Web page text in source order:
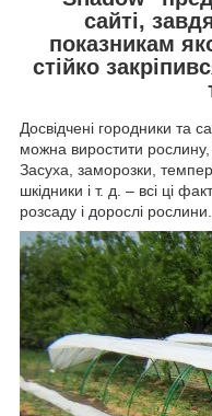
сайті,
показникам
стійко
Досвідчені городники та
можна виростити
Засуха, заморозки,
шкідники і т. д. – всі ці
розсаду і дорослі рослини.